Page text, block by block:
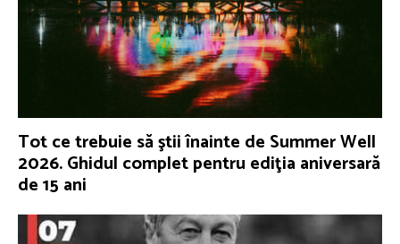
Tot ce trebuie să ştii înainte de Summer Well
2026. Ghidul complet pentru ediţia aniversară
de 15 ani